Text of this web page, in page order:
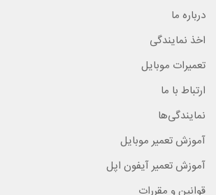
درباره ما
اخذ نمایندگی
تعمیرات موبایل
ارتباط با ما
نمایندگی‌ها
آموزش تعمیر موبایل
آموزش تعمیر آیفون اپل
قوانین و مقررات